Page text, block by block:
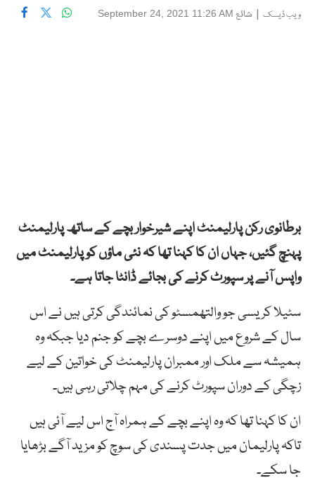
ویب ڈیسک | شائع September 24, 2021 11:26 AM
برطانوی رکن پارلیمنٹ اپنے شیرخوار بچے کے ساتھ پارلیمنٹ
پہنچ گئیں، جہاں ان کا کہنا تھا کہ نئی ماؤں کو پارلیمنٹ میں
واپس آنے پر سپورٹ کرنے کی بجائے ڈانٹا جاتا ہے۔
سٹیلا کریسی جو والتھمسٹو کی نمائندگی کرتی ہیں نے اس
سال کے شروع میں اپنے دوسرے بچے کو جنم دیا جبکہ وہ
ہمیشہ سے ملک اور ممبران پارلیمنٹ کی خواتین کے لیے
زچگی کے دوران سپورٹ کرنے کی مہم چلاتی رہی ہیں۔
ان کا کہنا تھا کہ وہ اپنے بچے کے ہمراہ آج اس لیے آئی ہیں
تاکہ پارلیمان میں جدت پسندی کی سوچ کو مزید آگے بڑھایا
جا سکے۔